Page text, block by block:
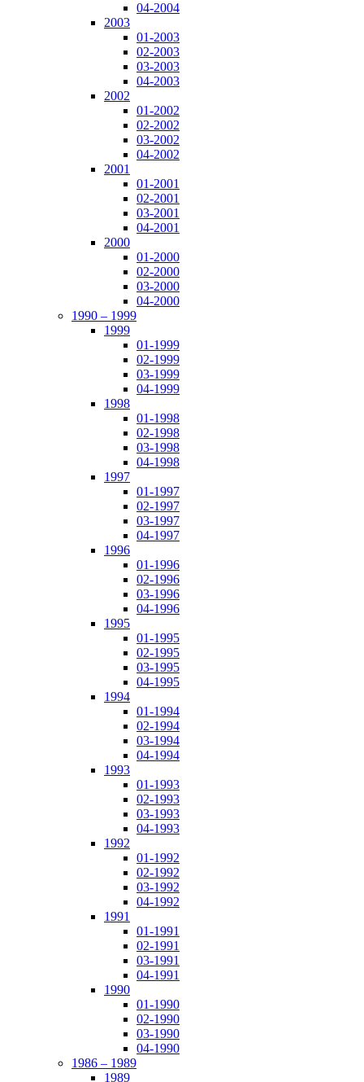
04-2004
2003
01-2003
02-2003
03-2003
04-2003
2002
01-2002
02-2002
03-2002
04-2002
2001
01-2001
02-2001
03-2001
04-2001
2000
01-2000
02-2000
03-2000
04-2000
1990 – 1999
1999
01-1999
02-1999
03-1999
04-1999
1998
01-1998
02-1998
03-1998
04-1998
1997
01-1997
02-1997
03-1997
04-1997
1996
01-1996
02-1996
03-1996
04-1996
1995
01-1995
02-1995
03-1995
04-1995
1994
01-1994
02-1994
03-1994
04-1994
1993
01-1993
02-1993
03-1993
04-1993
1992
01-1992
02-1992
03-1992
04-1992
1991
01-1991
02-1991
03-1991
04-1991
1990
01-1990
02-1990
03-1990
04-1990
1986 – 1989
1989